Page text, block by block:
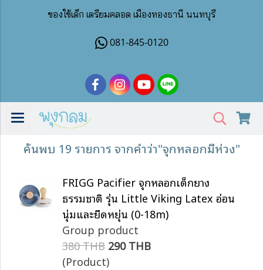
ของใช้เด็ก เตรียมคลอด เมืองทองธานี นนทบุรี
081-845-0120
ค้นพบ 19 รายการ จากคำว่า"จุกหลอกมีห่วง"
FRIGG Pacifier จุกหลอกเด็กยาง
ธรรมชาติ รุ่น Little Viking Latex อ่อน
นุ่มและยืดหยุ่น (0-18m)
Group product
380 THB 290 THB
(Product)